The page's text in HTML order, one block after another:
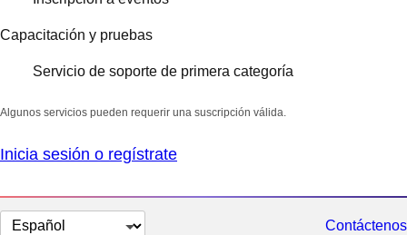
Capacitación y pruebas
Servicio de soporte de primera categoría
Algunos servicios pueden requerir una suscripción válida.
Inicia sesión o regístrate
Cambiar
Contáctenos